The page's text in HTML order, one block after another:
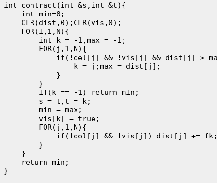
int contract(int &s,int &t){
    int min=0;
    CLR(dist,0);CLR(vis,0);
    FOR(i,1,N){
        int k = -1,max = -1;
        FOR(j,1,N){
if(!del[j] && !vis[j] && dist[j] >
                k = j;max = dist[j];
            }
        }
        if(k == -1) return min;
        s = t,t = k;
        min = max;
        vis[k] = true;
        FOR(j,1,N){
            if(!del[j] && !vis[j]) dist[j] += fk;
        }
    }
    return min;
}